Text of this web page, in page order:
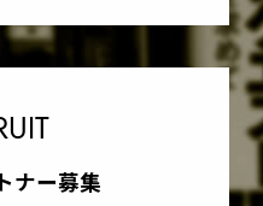
ナー募集